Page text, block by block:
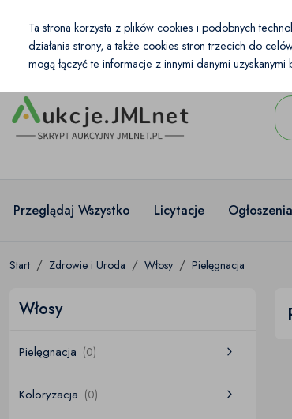
PL PLN
Przeglądaj Wszystko Licytacje Ogłoszenia
Start Zdrowie i Uroda Włosy Pielęgnacja
Włosy
Pielęgnacja (0)
Koloryzacja (0)
Ta strona korzysta z plików cookies i podobnych
działania strony, a także cookies stron trzecich do
mogą łączyć te informacje z innymi danymi